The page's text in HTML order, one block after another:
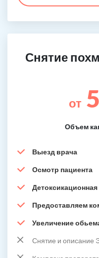
Снятие
от
Объем
Выезд врача
Осмотр пациента
Детоксикационная
Предоставляем
Увеличение
Снятие и описание